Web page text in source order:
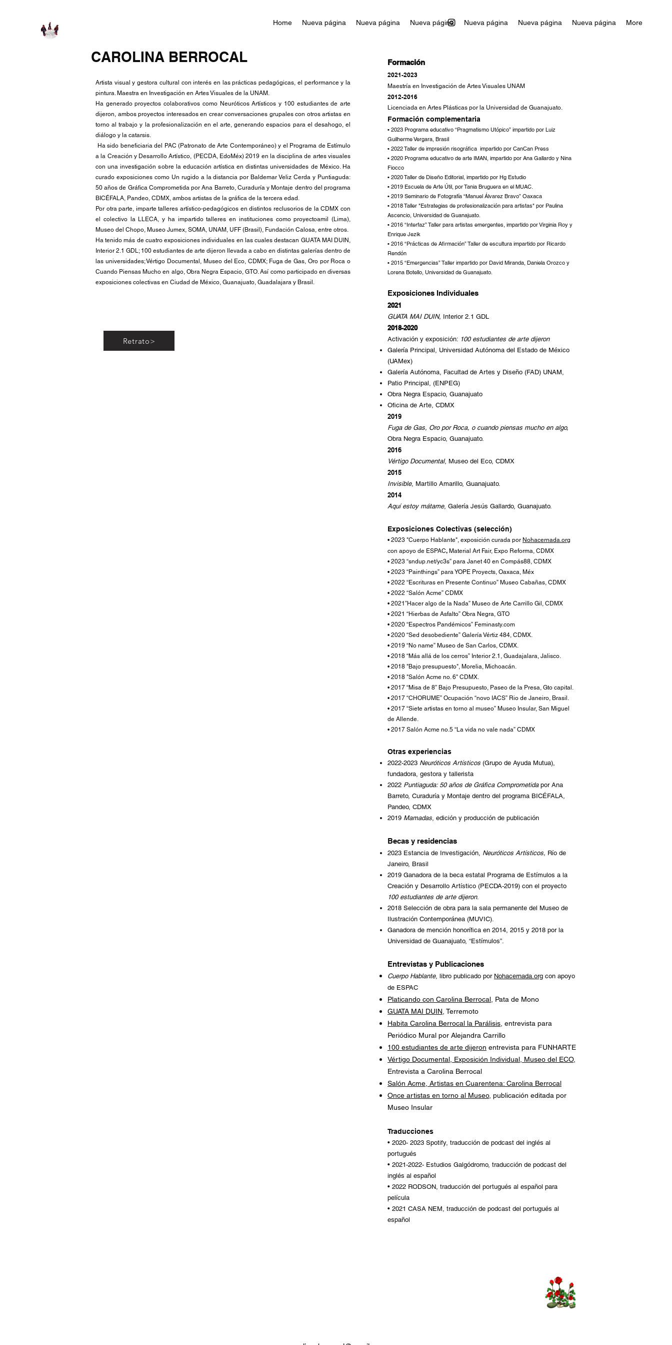
Home Nueva página Nueva página Nueva página Nueva página Nueva página Nueva página More
CAROLINA BERROCAL
Artista visual y gestora cultural con interés en las prácticas pedagógicas, el performance y la
pintura. Maestra en Investigación en Artes Visuales de la UNAM.
Ha generado proyectos colaborativos como Neuróticos Artísticos y 100 estudiantes de arte
dijeron, ambos proyectos interesados en crear conversaciones grupales con otros artistas en
torno al trabajo y la profesionalización en el arte, generando espacios para el desahogo, el
diálogo y la catarsis.
Ha sido beneficiaria del PAC (Patronato de Arte Contemporáneo) y el Programa de Estímulo
a la Creación y Desarrollo Artístico, (PECDA, EdoMéx) 2019 en la disciplina de artes visuales
con una investigación sobre la educación artística en distintas universidades de México. Ha
curado exposiciones como Un rugido a la distancia por Baldemar Veliz Cerda y Puntiaguda:
50 años de Gráfica Comprometida por Ana Barreto, Curaduría y Montaje dentro del programa
BICÉFALA, Pandeo, CDMX, ambos artistas de la gráfica de la tercera edad.
Por otra parte, imparte talleres artístico-pedagógicos en distintos reclusorios de la CDMX con
el colectivo la LLECA, y ha impartido talleres en instituciones como proyectoamil (Lima),
Museo del Chopo, Museo Jumex, SOMA, UNAM, UFF (Brasil), Fundación Calosa, entre otros.
Ha tenido más de cuatro exposiciones individuales en las cuales destacan GUATA MAI DUIN,
Interior 2.1 GDL; 100 estudiantes de arte dijeron llevada a cabo en distintas galerías dentro de
las universidades; Vértigo Documental, Museo del Eco, CDMX; Fuga de Gas, Oro por Roca o
Cuando Piensas Mucho en algo, Obra Negra Espacio, GTO. Así como participado en diversas
exposiciones colectivas en Ciudad de México, Guanajuato, Guadalajara y Brasil.
Retrato>
Formación
2021-2023
Maestría en Investigación de Artes Visuales UNAM
2012-2016
Licenciada en Artes Plásticas por la Universidad de Guanajuato.
Formación complementaria
• 2023 Programa educativo “Pragmatismo Utópico” impartido por Luiz
Guilherme Vergara, Brasil
• 2022 Taller de impresión risográfica impartido por CanCan Press
• 2020 Programa educativo de arte IMAN, impartido por Ana Gallardo y Nina
Fiocco
• 2020 Taller de Diseño Editorial, impartido por Hg Estudio
• 2019 Escuela de Arte Útil, por Tania Bruguera en el MUAC.
• 2019 Seminario de Fotografía “Manuel Álvarez Bravo” Oaxaca
• 2018 Taller "Estrategias de profesionalización para artistas" por Paulina
Ascencio, Universidad de Guanajuato.
• 2016 “Interfaz” Taller para artistas emergentes, impartido por Virginia Roy y
Enrique Jezik
• 2016 “Prácticas de Afirmación” Taller de escultura impartido por Ricardo
Rendón
• 2015 “Emergencias” Taller impartido por David Miranda, Daniela Orozco y
Lorena Botello, Universidad de Guanajuato.
Exposiciones Individuales
2021
GUATA MAI DUIN, Interior 2.1 GDL
2018-2020
Activación y exposición: 100 estudiantes de arte dijeron
Galería Principal, Universidad Autónoma del Estado de México
(UAMex)
Galería Autónoma, Facultad de Artes y Diseño (FAD) UNAM,
Patio Principal, (ENPEG)
Obra Negra Espacio, Guanajuato
Oficina de Arte, CDMX
2019
Fuga de Gas, Oro por Roca, o cuando piensas mucho en algo,
Obra Negra Espacio, Guanajuato.
2016
Vértigo Documental, Museo del Eco, CDMX
2015
Invisible, Martillo Amarillo, Guanajuato.
2014
Aquí estoy mátame, Galería Jesús Gallardo, Guanajuato.
Exposiciones Colectivas (selección)
• 2023 "Cuerpo Hablante", exposición curada por Nohacernada.org
con apoyo de ESPAC, Material Art Fair, Expo Reforma, CDMX
• 2023 “sndup.net/yc3s” para Janet 40 en Compás88, CDMX
• 2023 “Painthings” para YOPE Proyects, Oaxaca, Méx
• 2022 “Escrituras en Presente Continuo” Museo Cabañas, CDMX
• 2022 “Salón Acme” CDMX
• 2021”Hacer algo de la Nada” Museo de Arte Carrillo Gil, CDMX
• 2021 “Hierbas de Asfalto” Obra Negra, GTO
• 2020 “Espectros Pandémicos” Feminasty.com
• 2020 “Sed desobediente” Galería Vértiz 484, CDMX.
• 2019 “No name” Museo de San Carlos, CDMX.
• 2018 “Más allá de los cerros” Interior 2.1, Guadajalara, Jalisco.
• 2018 "Bajo presupuesto", Morelia, Michoacán.
• 2018 "Salón Acme no. 6" CDMX.
• 2017 “Misa de 8” Bajo Presupuesto, Paseo de la Presa, Gto capital.
• 2017 “CHORUME” Ocupación “novo IACS” Rio de Janeiro, Brasil.
• 2017 “Siete artistas en torno al museo” Museo Insular, San Miguel
de Allende.
• 2017 Salón Acme no.5 “La vida no vale nada” CDMX
Otras experiencias
2022-2023 Neuróticos Artísticos (Grupo de Ayuda Mutua),
fundadora, gestora y tallerista
2022 Puntiaguda: 50 años de Gráfica Comprometidapor Ana
Barreto, Curaduría y Montaje dentro del programa BICÉFALA,
Pandeo, CDMX
2019 Mamadas, edición y producción de publicación
Becas y residencias
2023 Estancia de Investigación, Neuróticos Artísticos, Río de
Janeiro, Brasil
2019 Ganadora de la beca estatal Programa de Estímulos a la
Creación y Desarrollo Artístico (PECDA-2019) con el proyecto
100 estudiantes de arte dijeron.
2018 Selección de obra para la sala permanente del Museo de
Ilustración Contemporánea (MUVIC).
Ganadora de mención honorífica en 2014, 2015 y 2018 por la
Universidad de Guanajuato, “Estímulos”.
Entrevistas y Publicaciones
Cuerpo Hablante, libro publicado por Nohacernada.org con apoyo
de ESPAC
Platicando con Carolina Berrocal , Pata de Mono
GUATA MAI DUIN Terremoto
Habita Carolina Berrocal la Parálisis , entrevista para
Periódico Mural por Alejandra Carrillo
100 estudiantes de arte dijeron entrevista para FUNHARTE
Vértigo Documental, Exposición Individual, Museo del ECO,
Entrevista a Carolina Berrocal
Salón Acme, Artistas en Cuarentena: Carolina Berrocal
Once artistas en torno al Museo, publicación editada por
Museo Insular
Traducciones
• 2020- 2023 Spotify, traducción de podcast del inglés al
portugués
• 2021-2022- Estudios Galgódromo, traducción de podcast del
inglés al español
• 2022 RODSON, traducción del portugués al español para
película
• 2021 CASA NEM, traducción de podcast del portugués al
español